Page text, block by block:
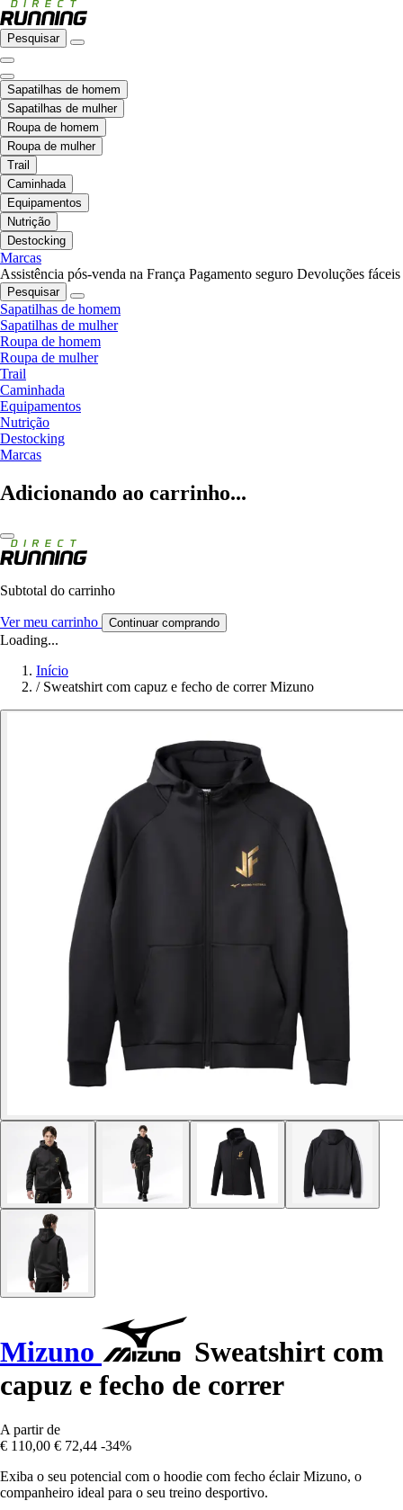
Pesquisar
Sapatilhas de homem
Sapatilhas de mulher
Roupa de homem
Roupa de mulher
Trail
Caminhada
Equipamentos
Nutrição
Destocking
Marcas
Assistência pós-venda na França Pagamento seguro Devoluções fáceis
Pesquisar
Sapatilhas de homem
Sapatilhas de mulher
Roupa de homem
Roupa de mulher
Trail
Caminhada
Equipamentos
Nutrição
Destocking
Marcas
Adicionando ao carrinho...
Subtotal do carrinho
Ver meu carrinho Continuar comprando
Loading...
Início
/ Sweatshirt com capuz e fecho de correr Mizuno
Mizuno
Sweatshirt com
capuz e fecho de correr
A partir de
€ 110,00 € 72,44 -34%
Exiba o seu potencial com o hoodie com fecho éclair Mizuno, o
companheiro ideal para o seu treino desportivo.